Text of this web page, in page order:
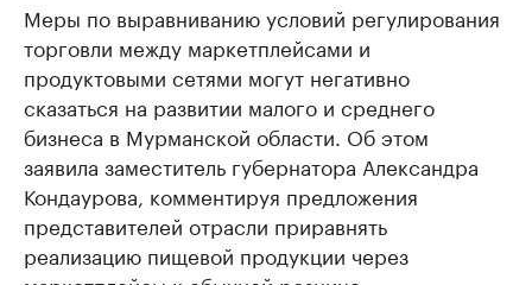
Меры по выравниванию условий регулирования
торговли между маркетплейсами и
продуктовыми сетями могут негативно
сказаться на развитии малого и среднего
бизнеса в Мурманской области. Об этом
заявила заместитель губернатора Александра
Кондаурова, комментируя предложения
представителей отрасли приравнять
реализацию пищевой продукции через